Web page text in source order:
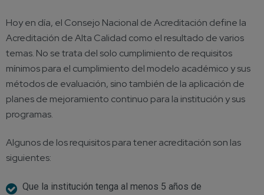
Hoy en día, el Consejo Nacional de Acreditación define la
Acreditación de Alta Calidad como el resultado de varios
temas. No se trata del solo cumplimiento de requisitos
mínimos para el cumplimiento del modelo académico y sus
métodos de evaluación, sino también de la aplicación de
planes de mejoramiento continuo para la institución y sus
programas.
Algunos de los requisitos para tener acreditación son las
siguientes:
Que la institución tenga al menos 5 años de